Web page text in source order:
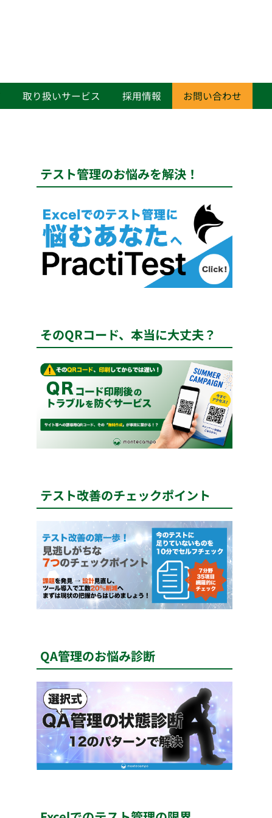
取り扱いサービス 採用情報 お問い合わせ
テスト管理のお悩みを解決！
そのQRコード、本当に大丈夫？
テスト改善のチェックポイント
QA管理のお悩み診断